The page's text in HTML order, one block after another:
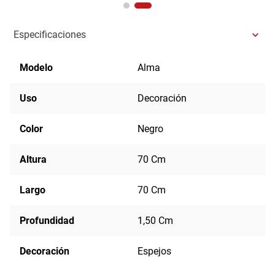
Especificaciones
Modelo Alma
Uso Decoración
Color Negro
Altura 70 Cm
Largo 70 Cm
Profundidad 1,50 Cm
Decoración Espejos